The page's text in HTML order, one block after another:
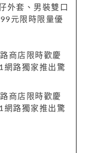
外套、男裝雙口
元限時限量優